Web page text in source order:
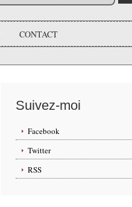
CONTACT
Suivez-moi
Facebook
Twitter
RSS